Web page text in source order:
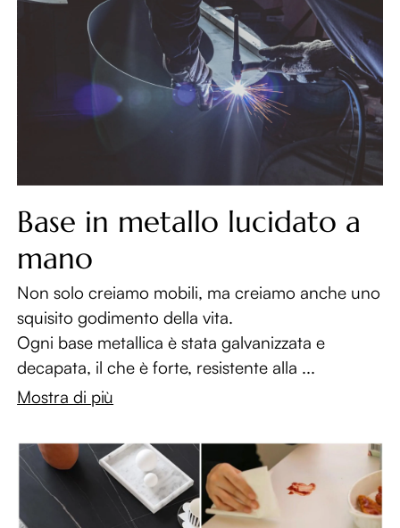
Base in metallo lucidato a
mano
Non solo creiamo mobili, ma creiamo anche uno
squisito godimento della vita.
Ogni base metallica è stata galvanizzata e
decapata, il che è forte, resistente alla ...
Mostra di più